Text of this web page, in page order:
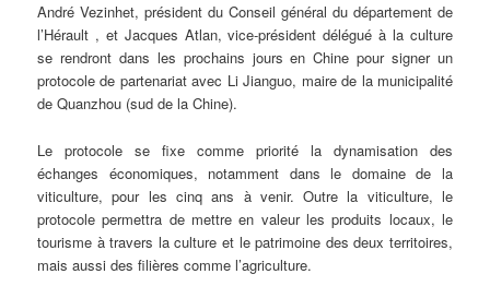
AndréVezinhet, président du Conseil général du département de
l’Hérault , et Jacques Atlan, vice-président délégué à la culture
se rendront dans les prochains jours en Chine pour signer un
protocole de partenariat avec Li Jianguo, maire de la municipalité
de Quanzhou (sud de la Chine).
Le protocole se fixe comme priorité la dynamisation des
échanges économiques, notamment dans le domaine de la
viticulture, pour les cinq ans à venir. Outre la viticulture, le
protocole permettra de mettre en valeur les produits locaux, le
tourisme à travers la culture et le patrimoine des deux territoires,
mais aussi des filières comme l’agriculture.